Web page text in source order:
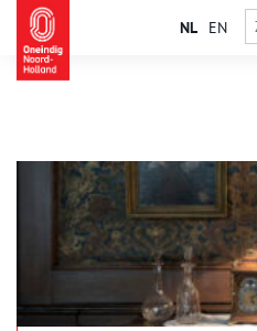
NL EN